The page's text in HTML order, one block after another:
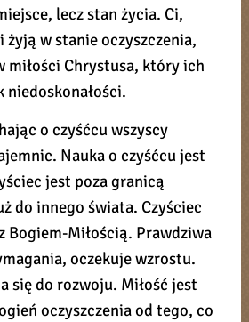
lecz stan życia. Ci,
w stanie oczyszczenia,
miłości Chrystusa, który ich
niedoskonałości.
o czyśćcu wszyscy
Nauka o czyśćcu jest
jest poza granicą
do innego świata. Czyściec
Bogiem-Miłością. Prawdziwa
oczekuje wzrostu.
się do rozwoju. Miłość jest
oczyszczenia od tego, co